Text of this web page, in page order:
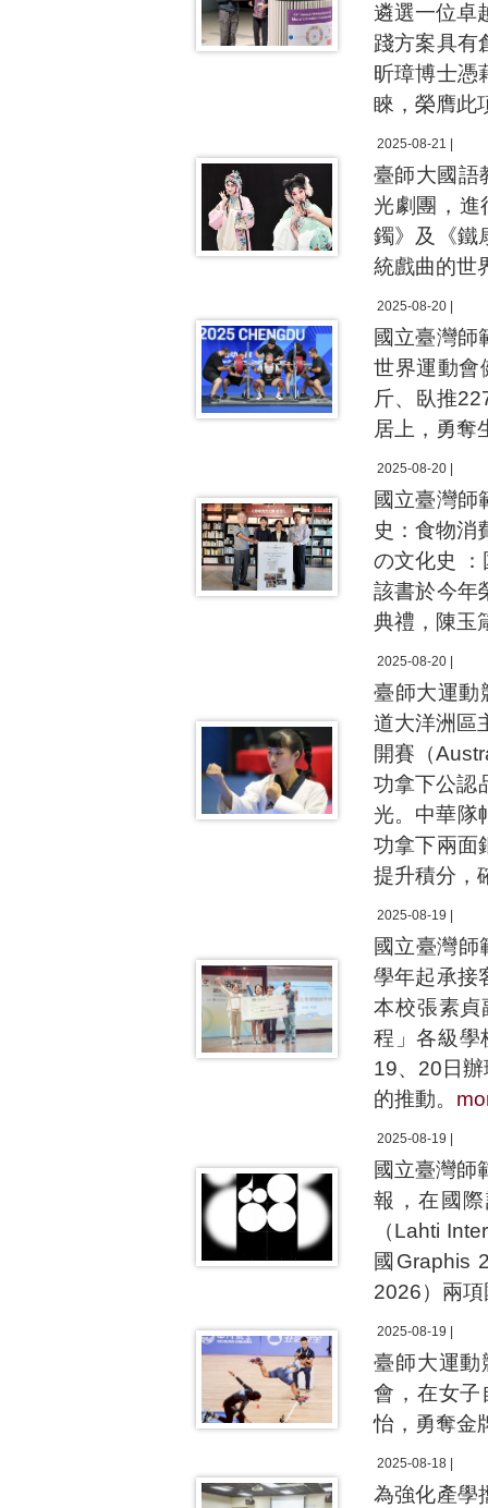
遴選一位卓
踐方案具有
昕璋博士憑
睞，榮膺此
2025-08-21 |
臺師大國語
光劇團，進
鐲》及《鐵
統戲曲的世
2025-08-20 |
國立臺灣師
世界運動會
斤、臥推
居上，勇奪
2025-08-20 |
國立臺灣師
史：食物消
の文化史
該書於今年
典禮，陳玉
2025-08-20 |
臺師大運動
道大洋洲區
開賽（
功拿下公認
光。中華隊
功拿下兩面
提升積分，
2025-08-19 |
國立臺灣
學年起承接
本校張素貞
程」各級學
19、20日
的推動。
2025-08-19 |
國立臺灣師
報，在國
（Lahti
國Graphis
2026）兩
2025-08-19 |
臺師大運
會，在女子
怡，勇奪金
2025-08-18 |
為強化產學